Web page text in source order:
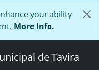
your ability
More Info.
de Tavira